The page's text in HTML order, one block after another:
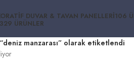
DUVAR & TAVAN PANELLERI106
ÜRÜNLER
manzarası” olarak etiketlendi